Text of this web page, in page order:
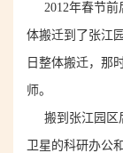
2012年春节前
体搬迁到了张江
日整体搬迁， 那
师。
搬到张江 园区
卫星的科研办公和